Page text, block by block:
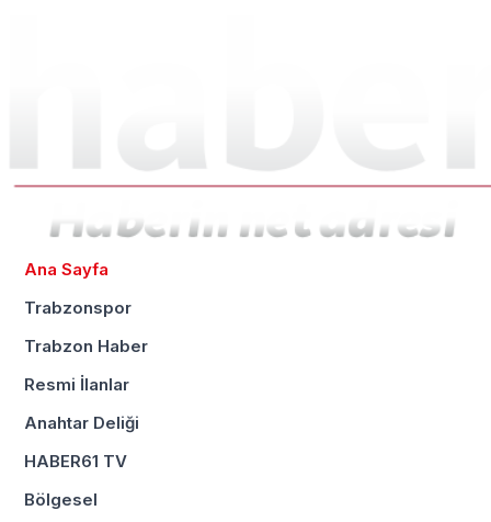
Ana Sayfa
Trabzonspor
Trabzon Haber
Resmi İlanlar
Anahtar Deliği
HABER61 TV
Bölgesel